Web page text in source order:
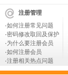
注册管理
·如何注册常见问题
·密码修改取回及保护
·为什么要注册会员
·如何注册会员
·注册相关热点问题